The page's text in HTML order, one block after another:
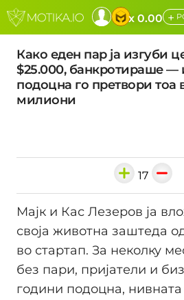
x 0.00 +
Како еден пар ја изгуби
$25.000, банкротираше —
подоцна го претвори тоа
милиони
17
Мајк и Кас Лезеров ја
своја животна заштеда
во стартап. За неколку
без пари, пријатели и
години подоцна, нивната